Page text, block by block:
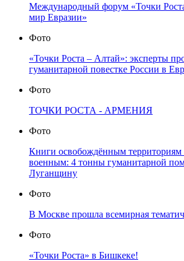
Международный форум «Точки
мир Евразии»
Фото
«Точки Роста – Алтай»: эксперты
гуманитарной повестке России в
Фото
ТОЧКИ РОСТА - АРМЕНИЯ
Фото
Книги освобождённым
военным: 4 тонны гуманитарной
Луганщину
Фото
В Москве прошла всемирная
Фото
«Точки Роста» в Бишкеке!